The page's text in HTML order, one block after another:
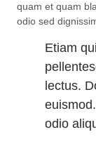
quam et quam
odio sed
Etiam
lectus.
odio